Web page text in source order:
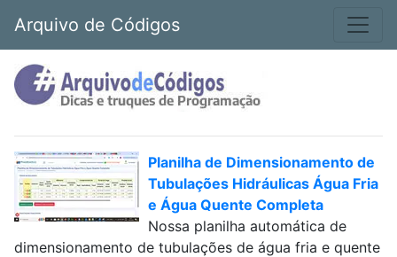
Arquivo de Códigos
Planilha de Dimensionamento de
Tubulações Hidráulicas Água Fria
e Água Quente Completa
Nossa planilha automática de
dimensionamento de tubulações de água fria e quente